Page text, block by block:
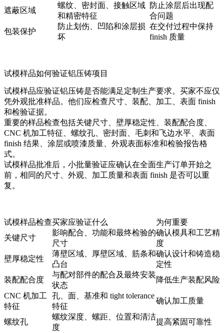
遮蔽区域
螺纹、密封面、接触区域
和精密特征
防止涂层后出现配
合问题
包装保护
防止划伤、凹陷和涂层损
坏
在交付过程中保持
finish 质量
试模样品如何验证铝压铸项目
试模样品应验证铝压铸是否能满足定制生产要求。买家不应仅
凭外观批准样品。他们应检查尺寸、装配、加工、表面 finish
和检验证据。
重要的样品检查包括关键尺寸、壁厚稳定性、装配配合度、
CNC 机加工特征、螺纹孔、密封面、毛刺和飞边水平、表面
finish 结果、涂层或喷漆质量、外观表面标准和检验报告格
式。
试模样品批准后，小批量验证应确认在全面生产订单开始之
前，相同的尺寸、外观、加工质量和表面 finish 是否可以重
复。
试模样品检查买家应验证什么
为何重要
关键尺寸
影响配合、功能和最终检验的
尺寸
确认模具和工艺精
度
壁厚稳定性
薄壁区域、厚壁区域、筋条和
凸台
确认设计和铸造稳
定性
装配配合度
与配对部件的配合及最终安装
状态
降低生产装配风险
CNC 机加工
特征
孔、面、基准和 tight tolerance
特征
确认加工质量
螺纹孔
螺纹深度、螺距、位置和清洁
度
提高紧固可靠性